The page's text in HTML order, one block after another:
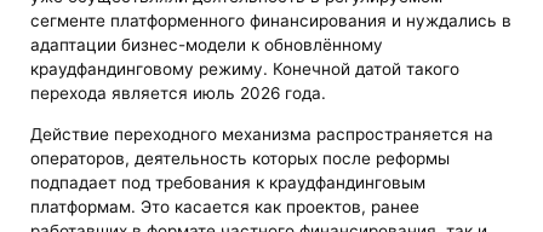
сегменте платформенного финансирования и нуждались в
адаптации бизнес-модели к обновлённому
краудфандинговому режиму. Конечной датой такого
перехода является июль 2026 года.
Действие переходного механизма распространяется на
операторов, деятельность которых после реформы
подпадает под требования к краудфандинговым
платформам. Это касается как проектов, ранее